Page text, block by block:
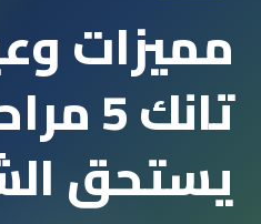
مميزات
تانك
يستحق